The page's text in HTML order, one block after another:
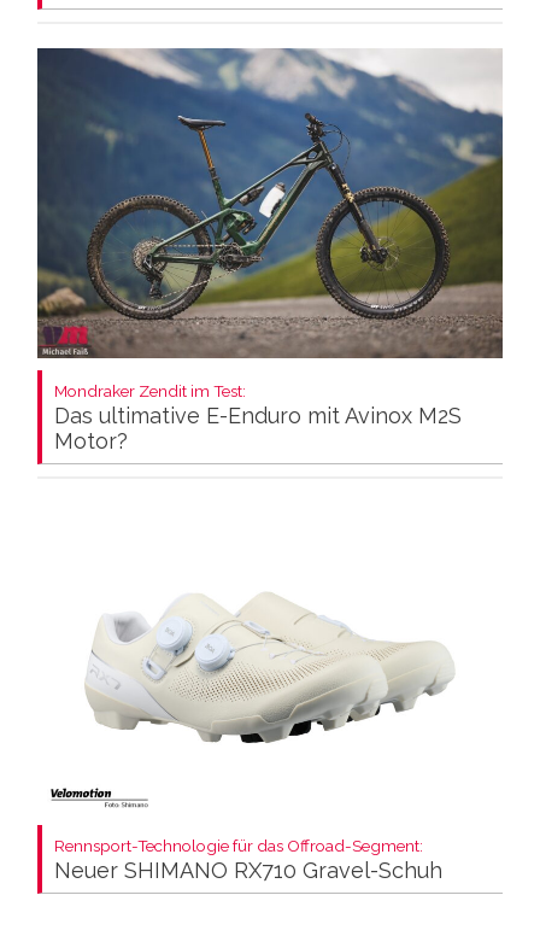
Mondraker Zendit im Test:
Das ultimative E-Enduro mit Avinox M2S
Motor?
Rennsport-Technologie für das Offroad-Segment:
Neuer SHIMANO RX710 Gravel-Schuh